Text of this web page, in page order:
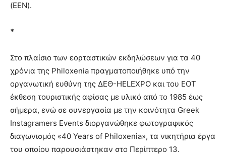
(ΕΕΝ).
*
Στο πλαίσιο των εορταστικών εκδηλώσεων για τα 40
χρόνια της Philoxenia πραγματοποιήθηκε υπό την
οργανωτική ευθύνη της ΔΕΘ-HELEXPO και του ΕΟΤ
έκθεση τουριστικής αφίσας με υλικό από το 1985 έως
σήμερα, ενώ σε συνεργασία με την κοινότητα Greek
Instagramers Events διοργανώθηκε φωτογραφικός
διαγωνισμός «40 Years of Philoxenia», τα νικητήρια έργα
του οποίου παρουσιάστηκαν στο Περίπτερο 13.